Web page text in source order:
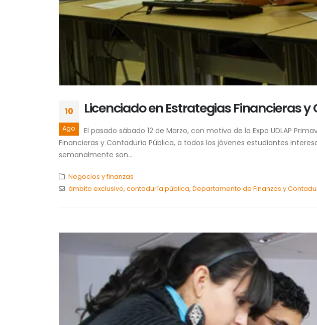
10
Ago
Licenciado en Estrategias Financieras
El pasado sábado 12 de Marzo, con motivo de la Expo UDLAP
Financieras y Contaduría Pública, a todos los jóvenes estudiantes
semanalmente son...
Negocios y finanzas
ámbito exclusivo, contaduría pública, Departamento de Finanzas y